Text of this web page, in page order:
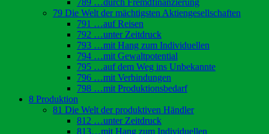
789 …durch Fremdfinanzierung
79 Die Welt der mächtigsten Aktiengesellschaften
791 …auf Reisen
792 …unter Zeitdruck
793 …mit Hang zum Individuellen
794 …mit Gewaltpotential
795 …auf dem Weg ins Unbekannte
796 …mit Verbindungen
798 …mit Produktionsbedarf
8 Produktion
81 Die Welt der produktiven Händler
812 …unter Zeitdruck
813…mit Hang zum Individuellen